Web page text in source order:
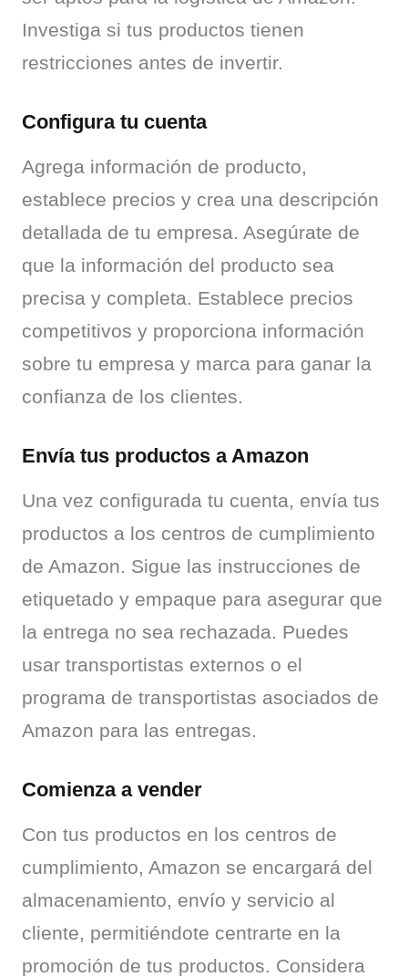
Investiga si tus productos tienen
restricciones antes de invertir.
Configura tu cuenta
Agrega información de producto,
establece precios y crea una descripción
detallada de tu empresa. Asegúrate de
que la información del producto sea
precisa y completa. Establece precios
competitivos y proporciona información
sobre tu empresa y marca para ganar la
confianza de los clientes.
Envía tus productos a Amazon
Una vez configurada tu cuenta, envía tus
productos a los centros de cumplimiento
de Amazon. Sigue las instrucciones de
etiquetado y empaque para asegurar que
la entrega no sea rechazada. Puedes
usar transportistas externos o el
programa de transportistas asociados de
Amazon para las entregas.
Comienza a vender
Con tus productos en los centros de
cumplimiento, Amazon se encargará del
almacenamiento, envío y servicio al
cliente, permitiéndote centrarte en la
promoción de tus productos. Considera